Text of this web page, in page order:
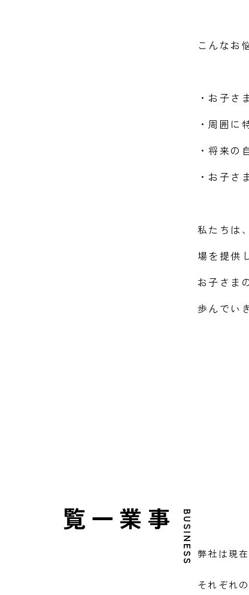
こんなお
・お子さ
・周囲に
・将来の
・お子さ
私たちは
場を提供
お子さま
歩んでい
BUSINESS
事業一覧
弊社は現
それぞれ